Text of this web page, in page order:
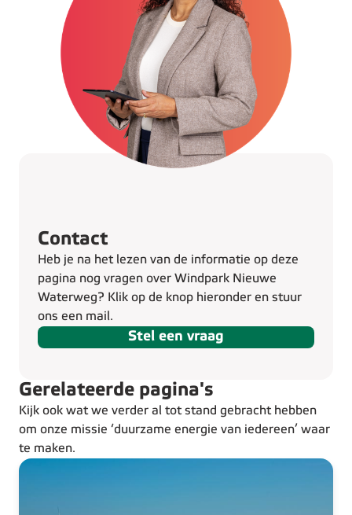
Contact
Heb je na het lezen van de informatie op deze
pagina nog vragen over Windpark Nieuwe
Waterweg? Klik op de knop hieronder en stuur
ons een mail.
Stel een vraag
Gerelateerde pagina's
Kijk ook wat we verder al tot stand gebracht hebben
om onze missie ‘duurzame energie van iedereen’ waar
te maken.